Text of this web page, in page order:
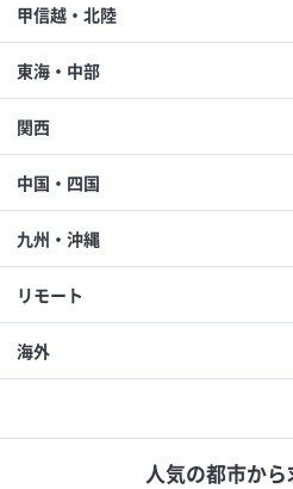
甲信越・北陸
東海・中部
関西
中国・四国
九州・沖縄
リモート
海外
人気の都市か